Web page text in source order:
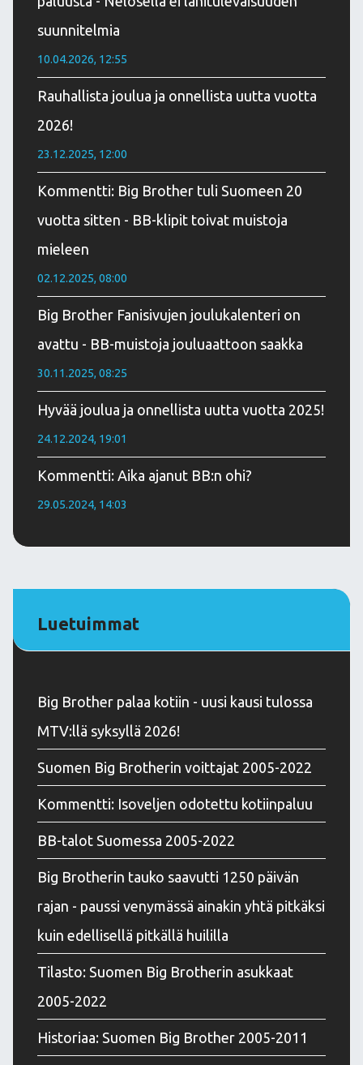
suunnitelmia
10.04.2026, 12:55
Rauhallista joulua ja onnellista uutta vuotta
2026!
23.12.2025, 12:00
Kommentti: Big Brother tuli Suomeen 20
vuotta sitten - BB-klipit toivat muistoja
mieleen
02.12.2025, 08:00
Big Brother Fanisivujen joulukalenteri on
avattu - BB-muistoja jouluaattoon saakka
30.11.2025, 08:25
Hyvää joulua ja onnellista uutta vuotta 2025!
24.12.2024, 19:01
Kommentti: Aika ajanut BB:n ohi?
29.05.2024, 14:03
Luetuimmat
Big Brother palaa kotiin - uusi kausi tulossa
MTV:llä syksyllä 2026!
Suomen Big Brotherin voittajat 2005-2022
Kommentti: Isoveljen odotettu kotiinpaluu
BB-talot Suomessa 2005-2022
Big Brotherin tauko saavutti 1250 päivän
rajan - paussi venymässä ainakin yhtä pitkäksi
kuin edellisellä pitkällä huililla
Tilasto: Suomen Big Brotherin asukkaat
2005-2022
Historiaa: Suomen Big Brother 2005-2011